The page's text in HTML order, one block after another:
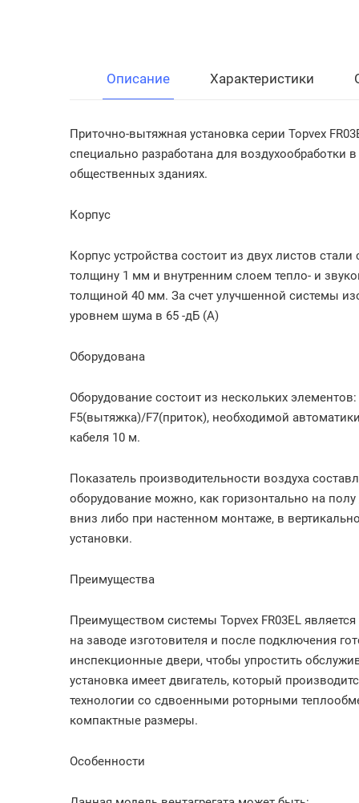
Описание Характеристики
Приточно-вытяжная установка серии Topvex
специально разработана для воздухообработки
общественных зданиях.
Корпус
Корпус устройства состоит из двух листов
толщину 1 мм и внутренним слоем тепло- и
толщиной 40 мм. За счет улучшенной системы
уровнем шума в 65 -дБ (А)
Оборудована
Оборудование состоит из нескольких
F5(вытяжка)/F7(приток), необходимой
кабеля 10 м.
Показатель производительности воздуха
оборудование можно, как горизонтально на
вниз либо при настенном монтаже, в
установки.
Преимущества
Преимуществом системы Topvex FR03EL
на заводе изготовителя и после подключения
инспекционные двери, чтобы упростить
установка имеет двигатель, который
технологии со сдвоенными роторными
компактные размеры.
Особенности